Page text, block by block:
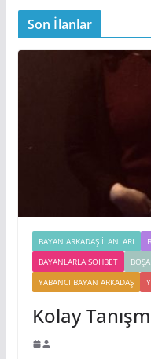
Son İlanlar
BAYAN ARKADAŞ İLANLARI
BAYANLARLA SOHBET
YABANCI BAYAN ARKADAŞ
Kolay